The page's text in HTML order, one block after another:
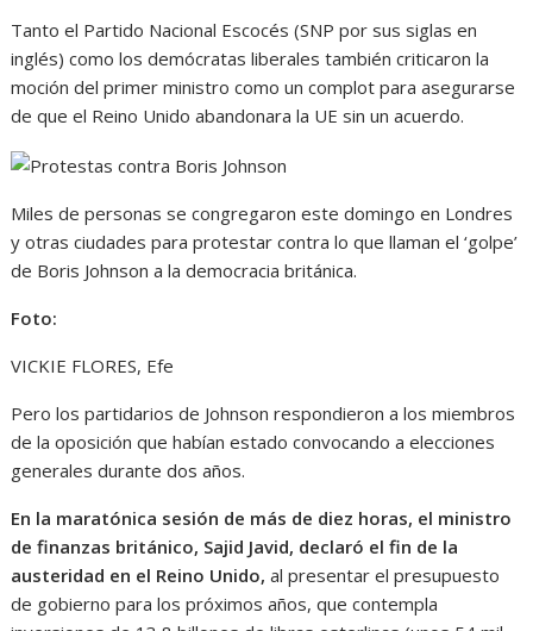
Tanto el Partido Nacional Escocés (SNP por sus siglas en
inglés) como los demócratas liberales también criticaron la
moción del primer ministro como un complot para asegurarse
de que el Reino Unido abandonara la UE sin un acuerdo.
Miles de personas se congregaron este domingo en Londres
y otras ciudades para protestar contra lo que llaman el ‘golpe’
de Boris Johnson a la democracia británica.
Foto:
VICKIE FLORES, Efe
Pero los partidarios de Johnson respondieron a los miembros
de la oposición que habían estado convocando a elecciones
generales durante dos años.
En la maratónica sesión de más de diez horas, el ministro
de finanzas británico, Sajid Javid, declaró el fin de la
austeridad en el Reino Unido, al presentar el presupuesto
de gobierno para los próximos años, que contempla